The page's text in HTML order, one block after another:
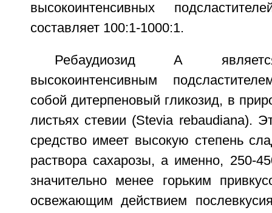
высокоинтенсивных
составляет 100:1-1000:1.
Ребаудиозид А
высокоинтенсивным
собой дитерпеновый гликозид, в
листьях стевии (Stevia rebaudiana).
средство имеет высокую степень
раствора сахарозы, а именно, 250-
значительно менее горьким
освежающим действием